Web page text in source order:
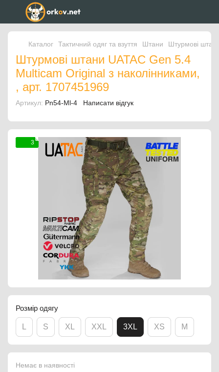
Каталог Тактичний одяг та взуття Штани Штурмові
Штурмові штани UATAC Gen 5.4
Multicam Original з наколінниками,
, арт. 1707451969
Артикул: Pn54-Ml-4 Написати відгук
3
Розмір одягу
S XL XXL 3XL XS M
Немає в наявності